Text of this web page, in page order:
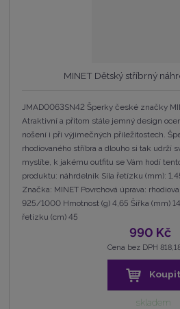
MINET Dětský stříbrný
JMAD0063SN42 Šperky české značky
Atraktivní a přitom stále jemný design
nošení i při výjimečných příležitostech.
rhodiovaného stříbra a dlouho si tak udrží
myslíte, k jakému outfitu se Vám hodí
produktu: náhrdelník Síla řetízku (mm):
Značka: MINET Povrchová úprava:
925/1000 Hmotnost (g) 4,65 Šířka (mm)
řetízku (cm) 45
990 Kč
Cena bez DPH
Koupit
skladem